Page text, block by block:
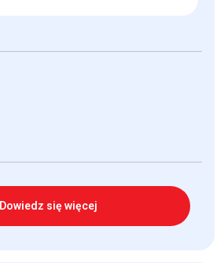
Dowiedz się więcej